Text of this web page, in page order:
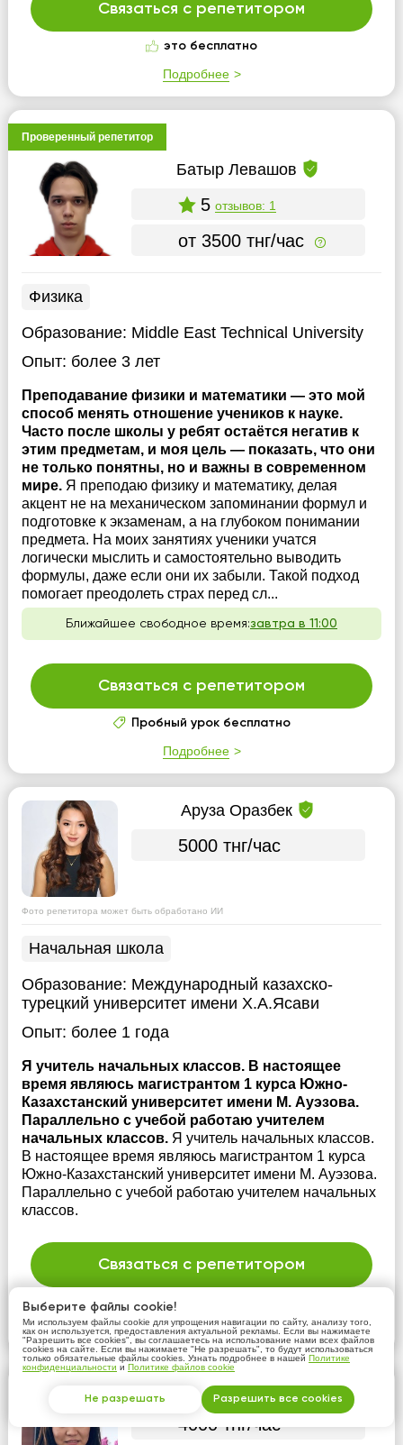
Связаться с репетитором
это бесплатно
Подробнее
Проверенный репетитор
Батыр Левашов
5 отзывов: 1
от 3500 тнг/час
Физика
Образование: Middle East Technical University
Опыт: более 3 лет
Преподавание физики и математики — это мой
способ менять отношение учеников к науке.
Часто после школы у ребят остаётся негатив к
этим предметам, и моя цель — показать, что они
не только понятны, но и важны в современном
мире. Я преподаю физику и математику, делая
акцент не на механическом запоминании формул и
подготовке к экзаменам, а на глубоком понимании
предмета. На моих занятиях ученики учатся
логически мыслить и самостоятельно выводить
формулы, даже если они их забыли. Такой подход
помогает преодолеть страх перед сл...
Ближайшее свободное время:завтра в 11:00
Связаться с репетитором
Пробный урок бесплатно
Подробнее
Аруза Оразбек
5000 тнг/час
Фото репетитора может быть обработано ИИ
Начальная школа
Образование: Международный казахско-
турецкий университет имени Х.А.Ясави
Опыт: более 1 года
Я учитель начальных классов. В настоящее
время являюсь магистрантом 1 курса Южно-
Казахстанский университет имени М. Ауэзова.
Параллельно с учебой работаю учителем
начальных классов. Я учитель начальных классов.
В настоящее время являюсь магистрантом 1 курса
Южно-Казахстанский университет имени М. Ауэзова.
Параллельно с учебой работаю учителем начальных
классов.
Связаться с репетитором
это бесплатно
Подробнее
Мунира Утенова
4000 тнг/час
Выберите файлы cookie!
Ми используем файлы cookie для упрощения навигации по сайту, анализу того,
как он используется, предоставления актуальной рекламы. Если вы нажимаете
"Разрешить все cookies", вы соглашаетесь на использование нами всех файлов
cookies на сайте. Если вы нажимаете "Не разрешать", то будут использоваться
только обязательные файлы cookies. Узнать подробнее в нашей Политике
конфиденциальности и Политике файлов cookie
Разрешить все cookies
Не разрешать